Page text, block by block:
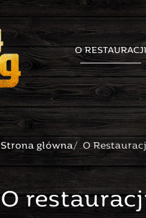
O RESTAURACJI
Strona główna O
O